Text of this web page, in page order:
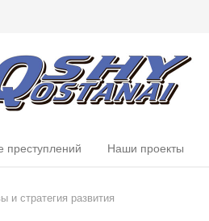
преступлений Наши проекты
и стратегия развития